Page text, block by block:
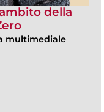
della
multimediale